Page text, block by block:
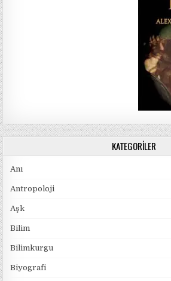
KATEGORILER
Anı
Antropoloji
Aşk
Bilim
Bilimkurgu
Biyografi